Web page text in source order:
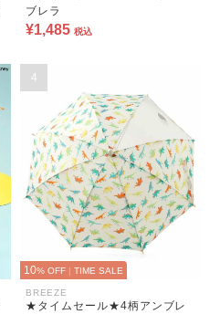
ブレラ
¥1,485 税込
4
10% OFF | TIME SALE
BREEZE
★タイムセール★4柄アンブレ